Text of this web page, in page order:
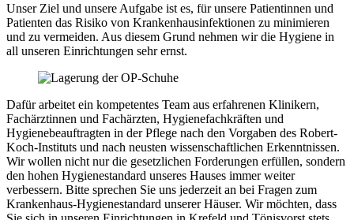
Unser Ziel und unsere Aufgabe ist es, für unsere Patientinnen und
Patienten das Risiko von Krankenhausinfektionen zu minimieren
und zu vermeiden. Aus diesem Grund nehmen wir die Hygiene in
all unseren Einrichtungen sehr ernst.
Dafür arbeitet ein kompetentes Team aus erfahrenen Klinikern,
Fachärztinnen und Fachärzten, Hygienefachkräften und
Hygienebeauftragten in der Pflege nach den Vorgaben des Robert-
Koch-Instituts und nach neusten wissenschaftlichen Erkenntnissen.
Wir wollen nicht nur die gesetzlichen Forderungen erfüllen, sondern
den hohen Hygienestandard unseres Hauses immer weiter
verbessern. Bitte sprechen Sie uns jederzeit an bei Fragen zum
Krankenhaus-Hygienestandard unserer Häuser. Wir möchten, dass